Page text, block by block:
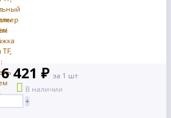
6 421 ₽ за 1 шт
В наличии
+